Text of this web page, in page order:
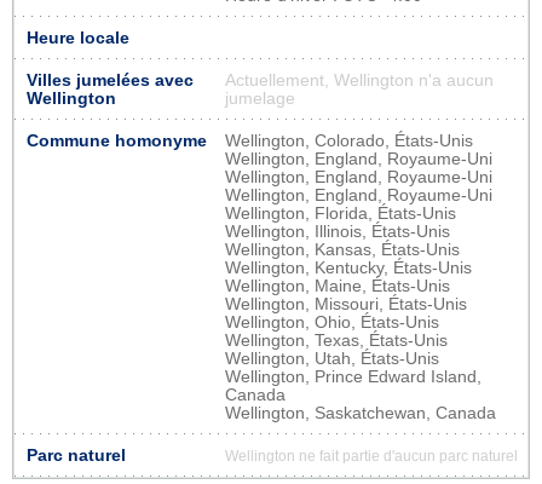
Heure locale
Villes jumelées avec
Wellington
Actuellement, Wellington n'a aucun
jumelage
Commune homonyme
Wellington, Colorado, États-Unis
Wellington, England, Royaume-Uni
Wellington, England, Royaume-Uni
Wellington, England, Royaume-Uni
Wellington, Florida, États-Unis
Wellington, Illinois, États-Unis
Wellington, Kansas, États-Unis
Wellington, Kentucky, États-Unis
Wellington, Maine, États-Unis
Wellington, Missouri, États-Unis
Wellington, Ohio, États-Unis
Wellington, Texas, États-Unis
Wellington, Utah, États-Unis
Wellington, Prince Edward Island,
Canada
Wellington, Saskatchewan, Canada
Parc naturel Wellington ne fait partie d'aucun parc naturel